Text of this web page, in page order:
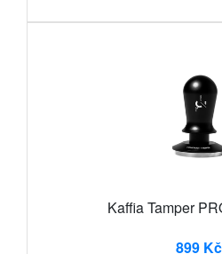
Kaffia Tamper
899 Kč